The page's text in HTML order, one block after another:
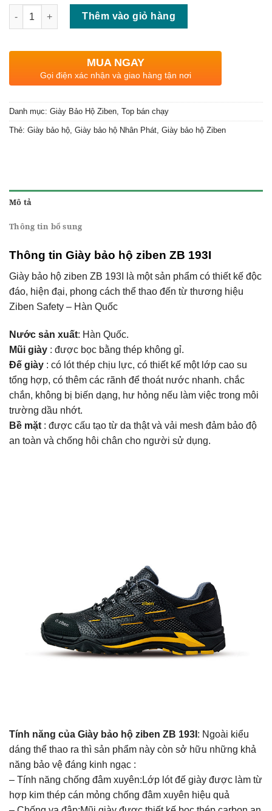
Số lượng
Thêm vào giỏ hàng
MUA NGAY
Gọi điện xác nhận và giao hàng tận nơi
Danh mục: Giày Bảo Hộ Ziben, Top bán chạy
Thẻ: Giày bảo hộ, Giày bảo hộ Nhân Phát, Giày bảo hộ Ziben
Mô tả
Thông tin bổ sung
Thông tin Giày bảo hộ ziben ZB 193I
Giày bảo hộ ziben ZB 193I là một sản phẩm có thiết kế độc
đáo, hiện đại, phong cách thể thao đến từ thương hiệu
Ziben Safety – Hàn Quốc
Nước sản xuất: Hàn Quốc.
Mũi giày : được bọc bằng thép không gỉ.
Đế giày : có lót thép chịu lực, có thiết kế một lớp cao su
tổng hợp, có thêm các rãnh để thoát nước nhanh. chắc
chắn, không bị biến dạng, hư hỏng nếu làm việc trong môi
trường dầu nhớt.
Bề mặt : được cấu tạo từ da thật và vải mesh đảm bảo độ
an toàn và chống hôi chân cho người sử dụng.
Tính năng của Giày bảo hộ ziben ZB 193I : Ngoài kiểu
dáng thể thao ra thì sản phẩm này còn sở hữu những khả
năng bảo vệ đáng kinh ngạc :
– Tính năng chống đâm xuyên:Lớp lót đế giày được làm từ
hợp kim thép cán mỏng chống đâm xuyên hiệu quả